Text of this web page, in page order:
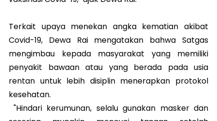
Terkait upaya menekan angka kematian akibat
Covid-19, Dewa Rai mengatakan bahwa Satgas
mengimbau kepada masyarakat yang memiliki
penyakit bawaan atau yang berada pada usia
rentan untuk lebih disiplin menerapkan protokol
kesehatan.
"Hindari kerumunan, selalu gunakan masker dan